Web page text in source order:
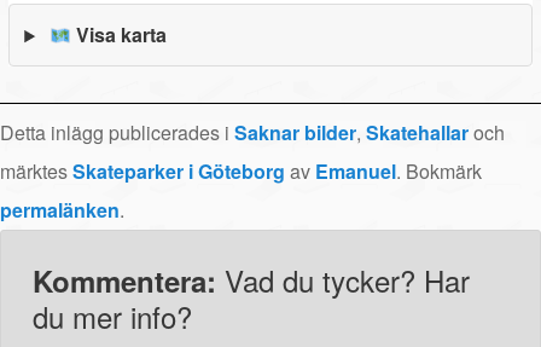
Visa karta
Detta inlägg publicerades i Saknar bilder, Skatehallaroch
märktesSkateparker i Göteborg av Emanuel. Bokmärk
permalänken.
Kommentera: Vad du tycker? Har
du mer info?